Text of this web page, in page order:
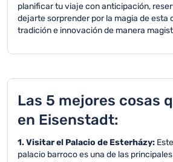
planificar tu viaje con anticipación,
dejarte sorprender por la magia de esta
tradición e innovación de manera
Las 5 mejores cosas
en Eisenstadt:
1. Visitar el Palacio de Esterházy:
palacio barroco es una de las